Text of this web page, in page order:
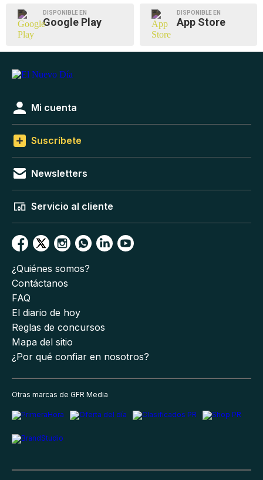
DISPONIBLE EN
Google Play
DISPONIBLE EN
App Store
Mi cuenta
Suscríbete
Newsletters
Servicio al cliente
¿Quiénes somos?
Contáctanos
FAQ
El diario de hoy
Reglas de concursos
Mapa del sitio
¿Por qué confiar en nosotros?
Otras marcas de GFR Media